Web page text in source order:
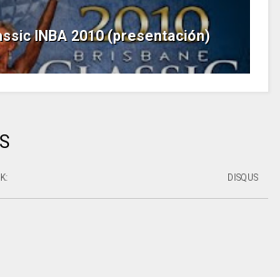
INBA 2010 (presentación)
: DISQUS